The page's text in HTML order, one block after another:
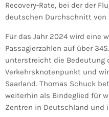
Recovery-Rate, bei der der
deutschen Durchschnitt von
Für das Jahr 2024 wird eine
Passagierzahlen auf über
unterstreicht die Bedeutung
Verkehrsknotenpunkt und
Saarland. Thomas Schuck
weiterhin als Bindeglied für
Zentren in Deutschland und